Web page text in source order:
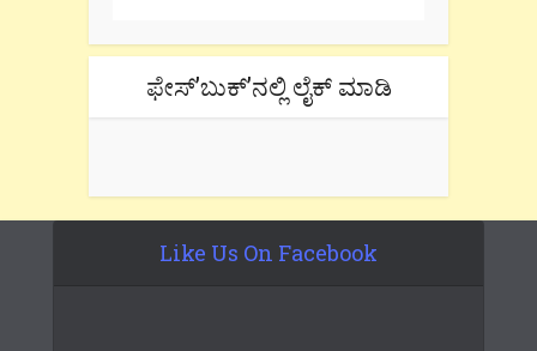
ಫೇಸ್’ಬುಕ್’ನಲ್ಲಿ ಲೈಕ್ ಮಾಡಿ
Like Us On Facebook